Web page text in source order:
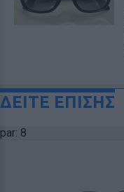
ΔΕΙΤΕ ΕΠΙΣΗΣ
par: 8